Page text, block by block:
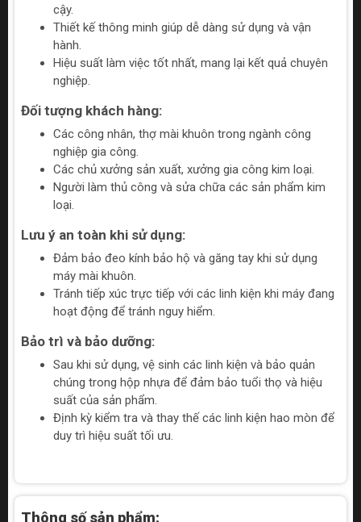
cậy.
Thiết kế thông minh giúp dễ dàng sử dụng và vận
hành.
Hiệu suất làm việc tốt nhất, mang lại kết quả chuyên
nghiệp.
Đối tượng khách hàng:
Các công nhân, thợ mài khuôn trong ngành công
nghiệp gia công.
Các chủ xưởng sản xuất, xưởng gia công kim loại.
Người làm thủ công và sửa chữa các sản phẩm kim
loại.
Lưu ý an toàn khi sử dụng:
Đảm bảo đeo kính bảo hộ và găng tay khi sử dụng
máy mài khuôn.
Tránh tiếp xúc trực tiếp với các linh kiện khi máy đang
hoạt động để tránh nguy hiểm.
Bảo trì và bảo dưỡng:
Sau khi sử dụng, vệ sinh các linh kiện và bảo quản
chúng trong hộp nhựa để đảm bảo tuổi thọ và hiệu
suất của sản phẩm.
Định kỳ kiểm tra và thay thế các linh kiện hao mòn để
duy trì hiệu suất tối ưu.
Thông số sản phẩm: